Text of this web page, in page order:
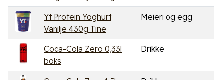
Yt Protein Yoghurt
Vanilje 430g Tine
Meieri og egg
Coca-Cola Zero 0,33l
boks
Drikke